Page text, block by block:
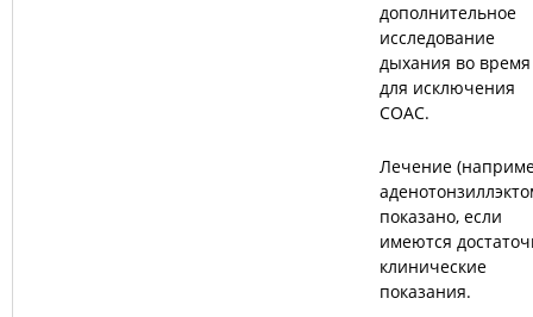
дополнительное
исследование
дыхания во
для исключения
СОАС.
Лечение
аденотонзиллэкто
показано, если
имеются
клинические
показания.